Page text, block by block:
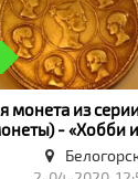
монета из
- «Хобби